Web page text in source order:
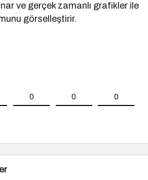
ve gerçek zamanlı grafikler ile
görselleştirir.
0 0 0